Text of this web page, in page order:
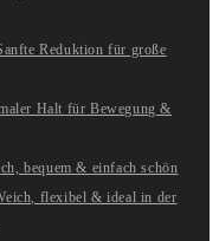
Reduktion für große
Halt für Bewegung &
bequem & einfach schön
flexibel & ideal in der